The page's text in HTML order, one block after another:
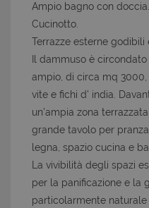
Ampio bagno con doccia.
Cucinotto.
Terrazze esterne godibili
Il dammuso è
ampio, di circa mq
vite e fichi d' india.
un’ampia zona
grande tavolo per
legna, spazio cucina e
La vivibilità degli spazi
per la panificazione e la
particolarmente naturale